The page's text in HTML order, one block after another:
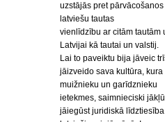
uzstājās pret
latviešu tautas
vienlīdzību ar citām tautām
Latvijai kā tautai un valstij.
Lai to paveiktu bija jāveic
jāizveido sava kultūra,
muižnieku un garīdznieku
ietekmes, saimnieciski
jāiegūst juridiskā